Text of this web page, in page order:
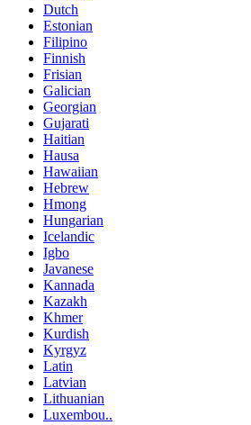
Dutch
Estonian
Filipino
Finnish
Frisian
Galician
Georgian
Gujarati
Haitian
Hausa
Hawaiian
Hebrew
Hmong
Hungarian
Icelandic
Igbo
Javanese
Kannada
Kazakh
Khmer
Kurdish
Kyrgyz
Latin
Latvian
Lithuanian
Luxembou..